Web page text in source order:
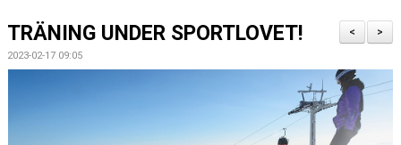
TRÄNINGSKALENDER
>
<
TRÄNING UNDER SPORTLOVET!
2023-02-17 09:05